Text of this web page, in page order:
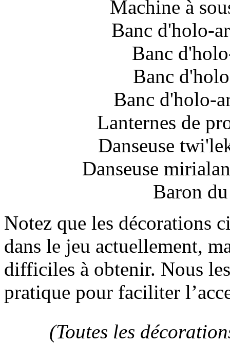
Machine à
Banc d'holo-
Banc
Banc
Banc d'holo-
Lanternes de
Danseuse
Danseuse
Baron
Notez que les décorations
dans le jeu actuellement,
difficiles à obtenir. Nous
pratique pour faciliter
(Toutes les